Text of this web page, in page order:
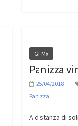
Gf-Mx
Panizza
25/04/2018
Panizza
A distanza di